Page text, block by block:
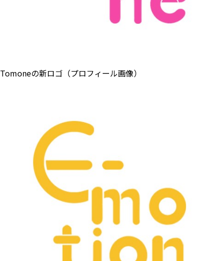
Tomoneの新ロゴ（プロフィール画像）